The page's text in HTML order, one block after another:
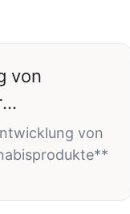
von
ist
von
Jahren zu